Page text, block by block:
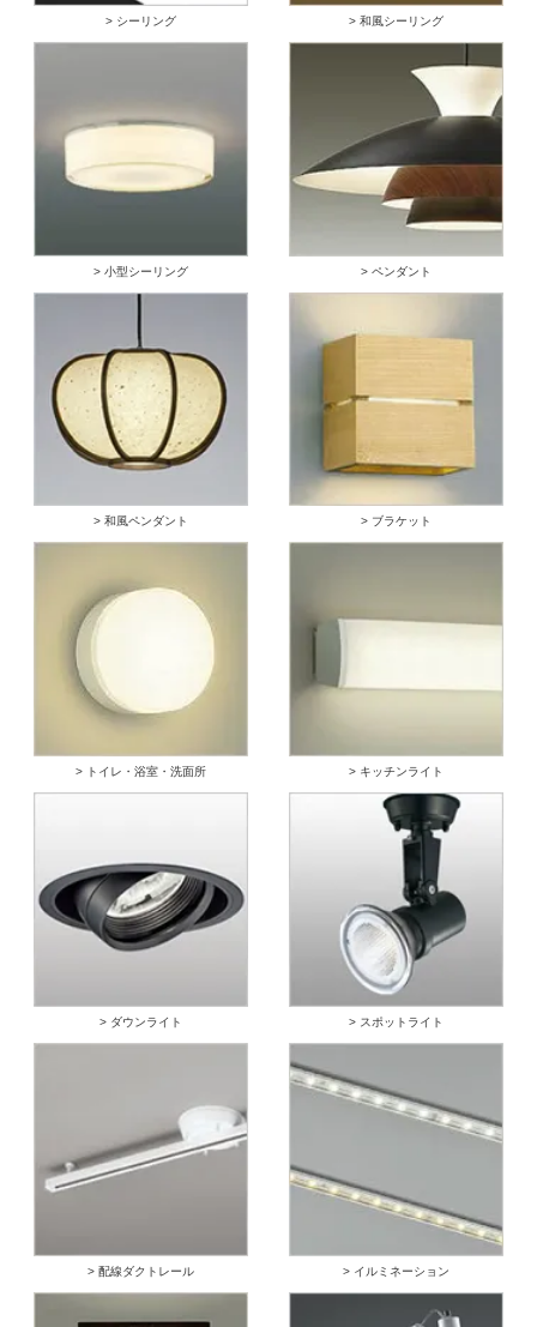
> シーリング > 和風シーリング
> 小型シーリング > ペンダント
> 和風ペンダント > ブラケット
> トイレ・浴室・洗面所 > キッチンライト
> ダウンライト > スポットライト
> 配線ダクトレール > イルミネーション